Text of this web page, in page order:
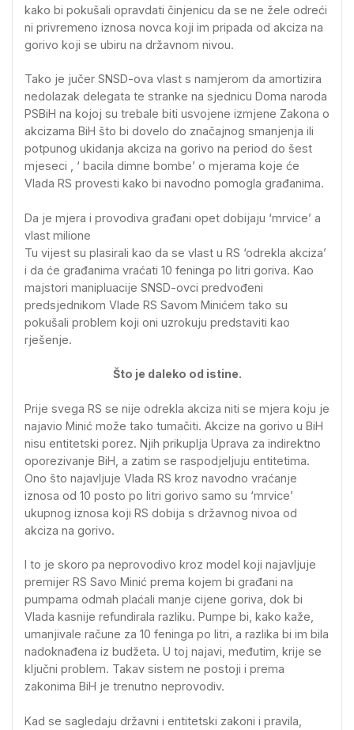
kako bi pokušali opravdati činjenicu da se ne žele odreći
ni privremeno iznosa novca koji im pripada od akciza na
gorivo koji se ubiru na državnom nivou.
Tako je jučer SNSD-ova vlast s namjerom da amortizira
nedolazak delegata te stranke na sjednicu Doma naroda
PSBiH na kojoj su trebale biti usvojene izmjene Zakona o
akcizama BiH što bi dovelo do značajnog smanjenja ili
potpunog ukidanja akciza na gorivo na period do šest
mjeseci , ‘ bacila dimne bombe’ o mjerama koje će
Vlada RS provesti kako bi navodno pomogla građanima.
Da je mjera i provodiva građani opet dobijaju ‘mrvice’ a
vlast milione
Tu vijest su plasirali kao da se vlast u RS ‘odrekla akciza’
i da će građanima vraćati 10 feninga po litri goriva. Kao
majstori manipluacije SNSD-ovci predvođeni
predsjednikom Vlade RS Savom Minićem tako su
pokušali problem koji oni uzrokuju predstaviti kao
rješenje.
Što je daleko od istine.
Prije svega RS se nije odrekla akciza niti se mjera koju je
najavio Minić može tako tumačiti. Akcize na gorivo u BiH
nisu entitetski porez. Njih prikuplja Uprava za indirektno
oporezivanje BiH, a zatim se raspodjeljuju entitetima.
Ono što najavljuje Vlada RS kroz navodno vraćanje
iznosa od 10 posto po litri gorivo samo su ‘mrvice’
ukupnog iznosa koji RS dobija s državnog nivoa od
akciza na gorivo.
I to je skoro pa neprovodivo kroz model koji najavljuje
premijer RS Savo Minić prema kojem bi građani na
pumpama odmah plaćali manje cijene goriva, dok bi
Vlada kasnije refundirala razliku. Pumpe bi, kako kaže,
umanjivale račune za 10 feninga po litri, a razlika bi im bila
nadoknađena iz budžeta. U toj najavi, međutim, krije se
ključni problem. Takav sistem ne postoji i prema
zakonima BiH je trenutno neprovodiv.
Kad se sagledaju državni i entitetski zakoni i pravila,